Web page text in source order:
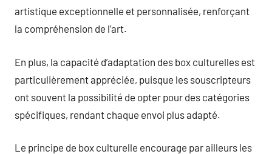
artistique exceptionnelle et personnalisée, renforçant
la compréhension de l’art.
En plus, la capacité d’adaptation des box culturelles est
particulièrement appréciée, puisque les souscripteurs
ont souvent la possibilité de opter pour des catégories
spécifiques, rendant chaque envoi plus adapté.
Le principe de box culturelle encourage par ailleurs les